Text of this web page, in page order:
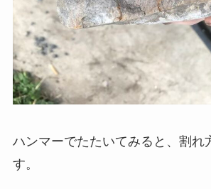
ハンマーでたたいてみると、割れ
す。